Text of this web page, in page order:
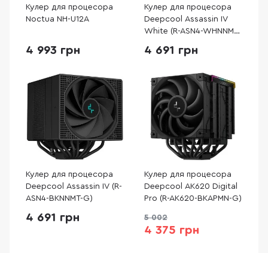
Кулер для процесора
Noctua NH-U12A
4 993 грн
Кулер для процесора
Deepcool Assassin IV
White (R-ASN4-WHNNMT-
4 691 грн
Кулер для процесора
Deepcool Assassin IV (R-
ASN4-BKNNMT-G)
4 691 грн
Кулер для процесора
Deepcool AK620 Digital
Pro (R-AK620-BKAPMN-G)
5 002
4 375 грн